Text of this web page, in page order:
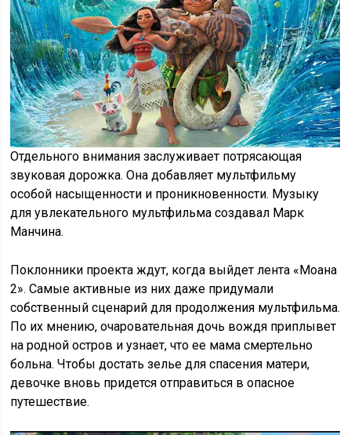
Отдельного внимания заслуживает потрясающая
звуковая дорожка. Она добавляет мультфильму
особой насыщенности и проникновенности. Музыку
для увлекательного мультфильма создавал Марк
Манчина.
Поклонники проекта ждут, когда выйдет лента «Моана
2». Самые активные из них даже придумали
собственный сценарий для продолжения мультфильма.
По их мнению, очаровательная дочь вождя приплывет
на родной остров и узнает, что ее мама смертельно
больна. Чтобы достать зелье для спасения матери,
девочке вновь придется отправиться в опасное
путешествие.